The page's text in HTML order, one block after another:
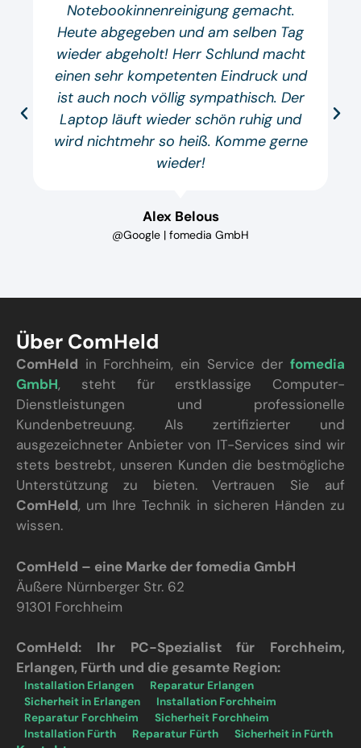
Notebookinnenreinigung gemacht.
Heute abgegeben und am selben Tag
wieder abgeholt! Herr Schlund macht
einen sehr kompetenten Eindruck und
ist auch noch völlig sympathisch. Der
Laptop läuft wieder schön ruhig und
wird nichtmehr so heiß. Komme gerne
wieder!
Alex Belous
@Google | fomedia GmbH
Über ComHeld
ComHeld in Forchheim, ein Service der fomedia
GmbH, steht für erstklassige Computer-
Dienstleistungen und professionelle
Kundenbetreuung. Als zertifizierter und
ausgezeichneter Anbieter von IT-Services sind wir
stets bestrebt, unseren Kunden die bestmögliche
Unterstützung zu bieten. Vertrauen Sie auf
ComHeld, um Ihre Technik in sicheren Händen zu
wissen.
ComHeld – eine Marke der fomedia GmbH
Äußere Nürnberger Str. 62
91301 Forchheim
ComHeld: Ihr PC-Spezialist für Forchheim,
Erlangen, Fürth und die gesamte Region:
Installation Erlangen
Reparatur Erlangen
Sicherheit in Erlangen
Installation Forchheim
Reparatur Forchheim
Sicherheit Forchheim
Installation Fürth
Reparatur Fürth Sicherheit in Fürth